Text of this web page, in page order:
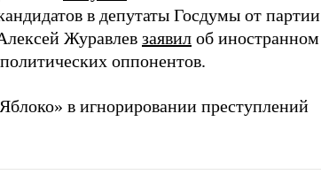
в депутаты Госдумы от партии
Журавлев заявил об иностранном
оппонентов.
в игнорировании преступлений